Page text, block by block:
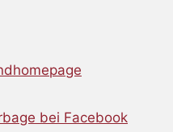
bei Facebook